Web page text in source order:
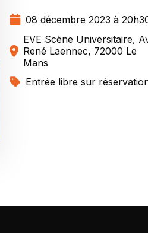
08 décembre 2023 à
EVE Scène Universitaire,
René Laennec, 72000 Le
Mans
Entrée libre sur